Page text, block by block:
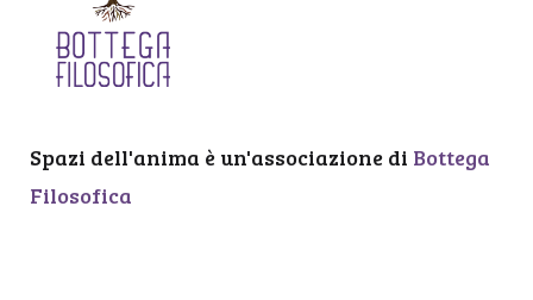
Spazi dell'anima è un'associazione di Bottega
Filosofica